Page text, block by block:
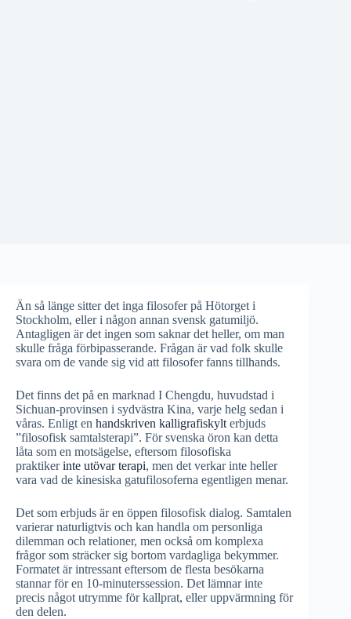
Än så länge sitter det inga filosofer på Hötorget i
Stockholm, eller i någon annan svensk gatumiljö.
Antagligen är det ingen som saknar det heller, om man
skulle fråga förbipasserande. Frågan är vad folk skulle
svara om de vande sig vid att filosofer fanns tillhands.
Det finns det på en marknad I Chengdu, huvudstad i
Sichuan-provinsen i sydvästra Kina, varje helg sedan i
våras. Enligt en handskriven kalligrafiskylt erbjuds
”filosofisk samtalsterapi”. För svenska öron kan detta
låta som en motsägelse, eftersom filosofiska
praktikerinte utövar terapi, men det verkar inte heller
vara vad de kinesiska gatufilosoferna egentligen menar.
Det som erbjuds är en öppen filosofisk dialog. Samtalen
varierar naturligtvis och kan handla om personliga
dilemman och relationer, men också om komplexa
frågor som sträcker sig bortom vardagliga bekymmer.
Formatet är intressant eftersom de flesta besökarna
stannar för en 10-minuterssession. Det lämnar inte
precis något utrymme för kallprat, eller uppvärmning för
den delen.